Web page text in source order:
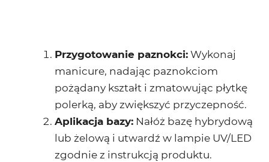
Przygotowanie paznokci: Wykonaj
manicure, nadając paznokciom
pożądany kształt i zmatowując płytkę
polerką, aby zwiększyć przyczepność.
Aplikacja bazy: Nałóż bazę hybrydową
lub żelową i utwardź w lampie UV/LED
zgodnie z instrukcją produktu.